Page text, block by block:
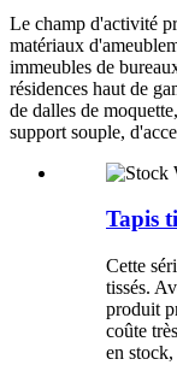
Le champ d'activité
matériaux
immeubles de
résidences haut de
de dalles de
support souple,
Tapis
Cette
tissés.
produit
coûte
en